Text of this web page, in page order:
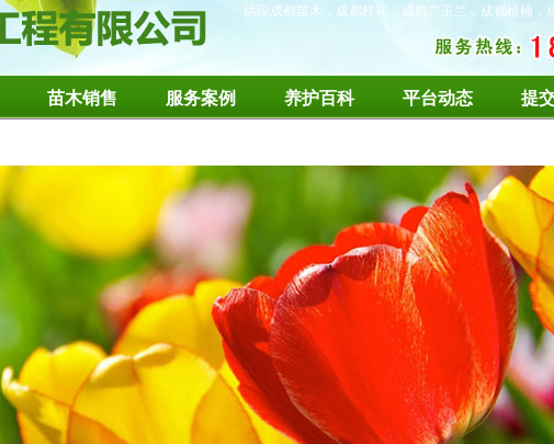
供应成都苗木，成都桂花，成都广玉兰，成都桢楠，
苗木销售 服务案例 养护百科 平台动态 提